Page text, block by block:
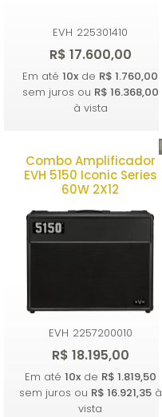
EVH 225301410
R$ 17.600,00
Comprar
Em até 10x de R$ 1.760,00
sem juros ou R$ 16.368,00
à vista
Combo Amplificador
EVH 5150 Iconic Series
60W 2X12
EVH 2257200010
R$ 18.195,00
Em até 10xde R$ 1.819,50
sem juros ou R$ 16.921,35à
vista